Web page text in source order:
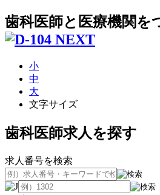
歯科医師と医療機関を
小
中
大
文字サイズ
歯科医師求人を探す
求人番号を検索